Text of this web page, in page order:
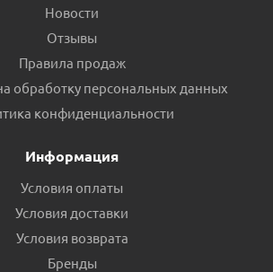
Новости
Отзывы
Правила продаж
обработку персональных данных
конфиденциальности
Информация
Условия оплаты
Условия доставки
Условия возврата
Бренды